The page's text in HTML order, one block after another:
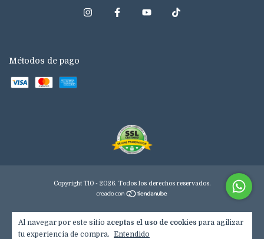
Al navegar por este sitio aceptas el uso de cookies para agilizar
tu experiencia de compra. Entendido
Métodos de pago
Copyright TIO - 2026. Todos los derechos reservados.